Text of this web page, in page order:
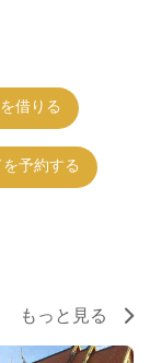
借りる
予約する
もっと見る